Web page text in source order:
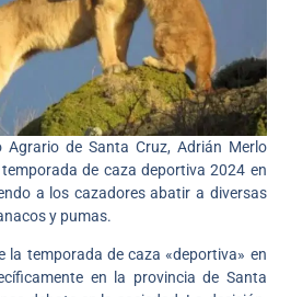
Agrario de Santa Cruz, Adrián Merlo
de caza deportiva 2024 en
a los cazadores abatir a diversas
y pumas.
la temporada de caza «deportiva» en
en la provincia de Santa